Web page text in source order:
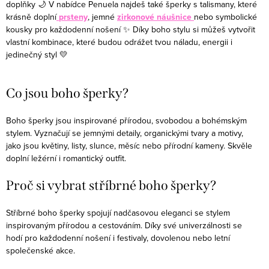
doplňky 🌙 V nabídce Penuela najdeš také šperky s talismany, které
krásně doplní prsteny, jemné zirkonové náušnice nebo symbolické
kousky pro každodenní nošení ✨ Díky boho stylu si můžeš vytvořit
vlastní kombinace, které budou odrážet tvou náladu, energii i
jedinečný styl 💛
Co jsou boho šperky?
Boho šperky jsou inspirované přírodou, svobodou a bohémským
stylem. Vyznačují se jemnými detaily, organickými tvary a motivy,
jako jsou květiny, listy, slunce, měsíc nebo přírodní kameny. Skvěle
doplní ležérní i romantický outfit.
Proč si vybrat stříbrné boho šperky?
Stříbrné boho šperky spojují nadčasovou eleganci se stylem
inspirovaným přírodou a cestováním. Díky své univerzálnosti se
hodí pro každodenní nošení i festivaly, dovolenou nebo letní
společenské akce.